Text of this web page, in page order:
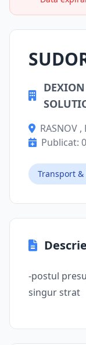
DEXION
RASNOV
Publicat:
Transport &
-postul
singur strat